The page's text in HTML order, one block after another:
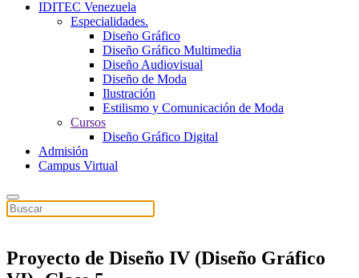
IDITEC Venezuela
Especialidades.
Diseño Gráfico
Diseño Gráfico Multimedia
Diseño Audiovisual
Diseño de Moda
Ilustración
Estilismo y Comunicación de Moda
Cursos
Diseño Gráfico Digital
Admisión
Campus Virtual
Proyecto de Diseño IV (Diseño Gráfico